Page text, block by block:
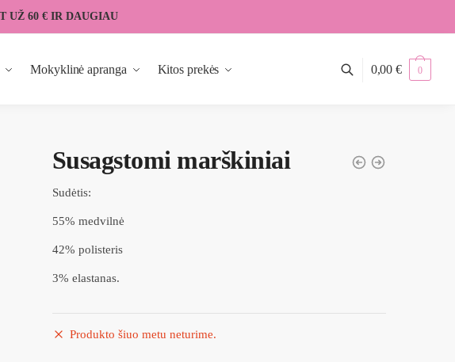
UŽ 60 € IR DAUGIAU
Mokyklinė apranga Kitos prekės 0,00€ 0
Susagstomi marškiniai
Sudėtis:
55% medvilnė
42% polisteris
3% elastanas.
Produkto šiuo metu neturime.